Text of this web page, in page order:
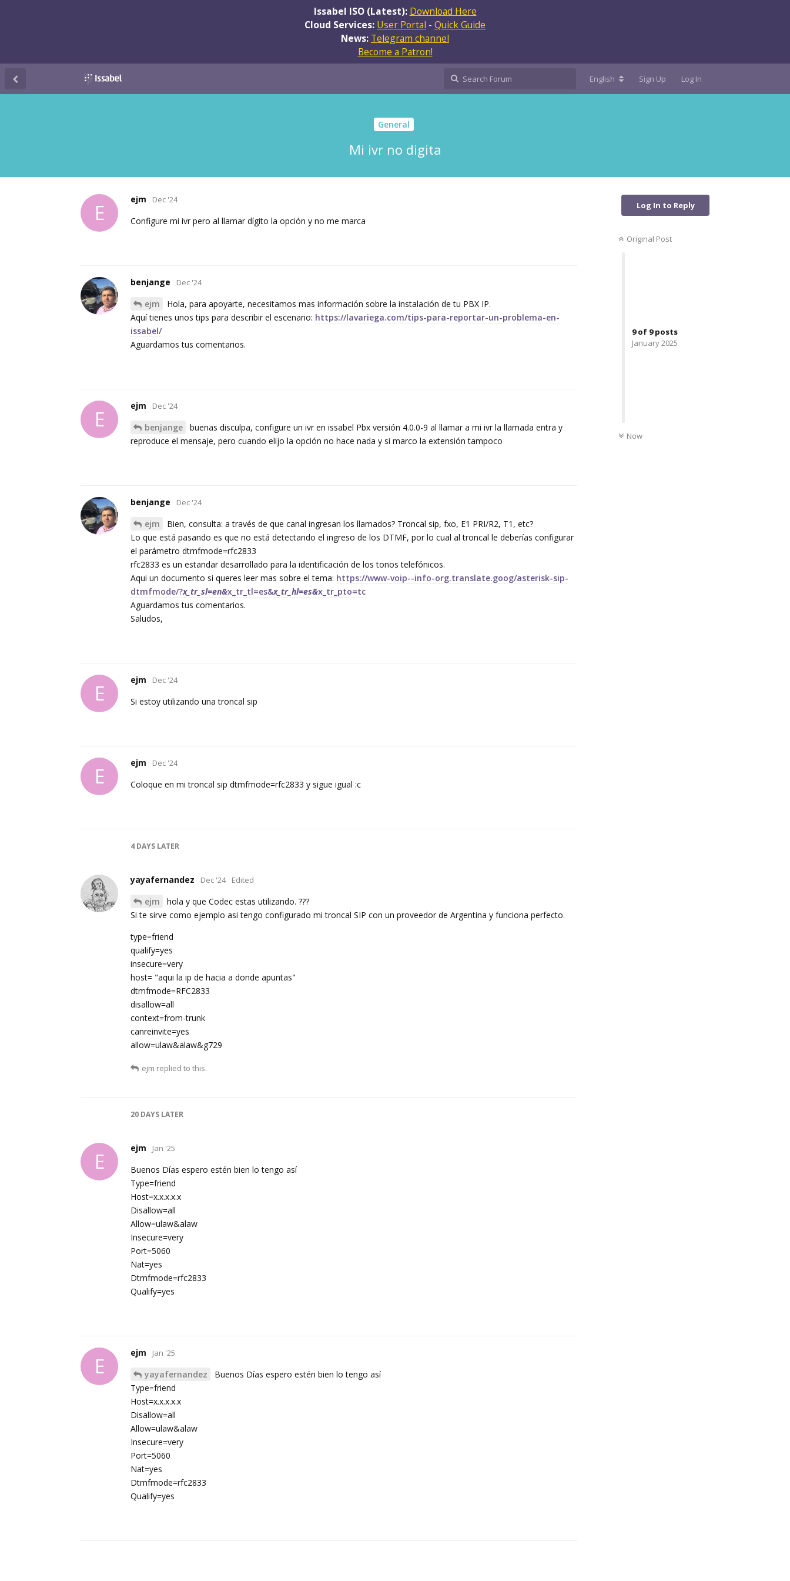
Issabel ISO (Latest): Download Here
Cloud Services: User Portal - Quick Guide
News: Telegram channel
Become a Patron!
English Sign Up Log In
General
Mi ivr no digita
Log In to Reply
Original Post
9of 9posts
January 2025
Now
E
ejm Dec '24
Configure mi ivr pero al llamar dígito la opción y no me marca
benjange Dec '24
ejm
Hola, para apoyarte, necesitamos mas información sobre la instalación de tu PBX IP.
Aquí tienes unos tips para describir el escenario: https://lavariega.com/tips-para-reportar-un-problema-en-
issabel/
Aguardamos tus comentarios.
E
ejm Dec '24
benjange
buenas disculpa, configure un ivr en issabel Pbx versión 4.0.0-9 al llamar a mi ivr la llamada entra y
reproduce el mensaje, pero cuando elijo la opción no hace nada y si marco la extensión tampoco
benjange Dec '24
ejm
Bien, consulta: a través de que canal ingresan los llamados? Troncal sip, fxo, E1 PRI/R2, T1, etc?
Lo que está pasando es que no está detectando el ingreso de los DTMF, por lo cual al troncal le deberías configurar
el parámetro dtmfmode=rfc2833
rfc2833 es un estandar desarrollado para la identificación de los tonos telefónicos.
Aqui un documento si queres leer mas sobre el tema: https://www-voip--info-org.translate.goog/asterisk-sip-
dtmfmode/?x_tr_sl=en&x_tr_tl=es&x_tr_hl=es&x_tr_pto=tc
Aguardamos tus comentarios.
Saludos,
E
ejm Dec '24
Si estoy utilizando una troncal sip
E
ejm Dec '24
Coloque en mi troncal sip dtmfmode=rfc2833 y sigue igual :c
4 DAYS LATER
yayafernandez Dec '24 Edited
ejm
hola y que Codec estas utilizando. ???
Si te sirve como ejemplo asi tengo configurado mi troncal SIP con un proveedor de Argentina y funciona perfecto.
type=friend
qualify=yes
insecure=very
host= "aqui la ip de hacia a donde apuntas"
dtmfmode=RFC2833
disallow=all
context=from-trunk
canreinvite=yes
allow=ulaw&alaw&g729
ejm replied to this.
20 DAYS LATER
E
ejm Jan '25
Buenos Días espero estén bien lo tengo así
Type=friend
Host=x.x.x.x.x
Disallow=all
Allow=ulaw&alaw
Insecure=very
Port=5060
Nat=yes
Dtmfmode=rfc2833
Qualify=yes
E
ejm Jan '25
yayafernandez
Buenos Días espero estén bien lo tengo así
Type=friend
Host=x.x.x.x.x
Disallow=all
Allow=ulaw&alaw
Insecure=very
Port=5060
Nat=yes
Dtmfmode=rfc2833
Qualify=yes